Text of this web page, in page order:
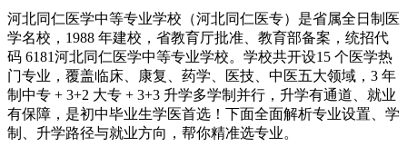
河北同仁医学中等专业学校（河北同仁医专）是省属全日制医
学名校，1988 年建校，省教育厅批准、教育部备案，统招代
码 6181河北同仁医学中等专业学校。学校共开设15 个医学热
门专业，覆盖临床、康复、药学、医技、中医五大领域，3 年
制中专 + 3+2 大专 + 3+3 升学多学制并行，升学有通道、就业
有保障，是初中毕业生学医首选！下面全面解析专业设置、学
制、升学路径与就业方向，帮你精准选专业。